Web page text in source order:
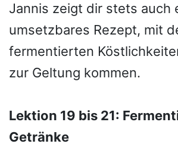
Jannis zeigt dir stets auch
umsetzbares Rezept, mit
fermentierten
zur Geltung kommen.
Lektion 19 bis 21:
Getränke